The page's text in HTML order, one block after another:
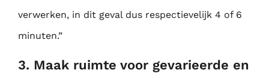
verwerken, in dit geval dus respectievelijk 4 of 6
minuten.”
3. Maak ruimte voor gevarieerde en